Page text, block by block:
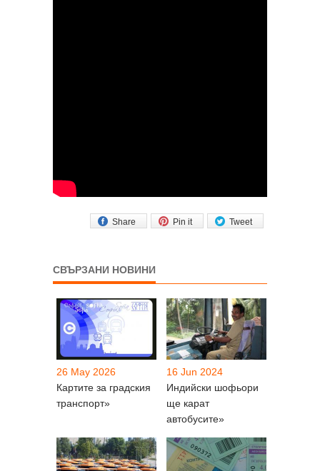
Tweet
Pin it
Share
СВЪРЗАНИ НОВИНИ
26 May 2026
Картите за градския
транспорт»
16 Jun 2024
Индийски шофьори
ще карат
автобусите»